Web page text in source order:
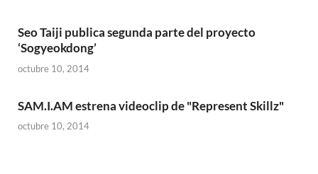
Seo Taiji publica segunda parte del proyecto
‘Sogyeokdong’
octubre 10, 2014
SAM.I.AM estrena videoclip de "Represent Skillz"
octubre 10, 2014